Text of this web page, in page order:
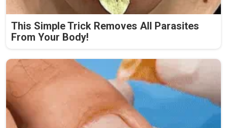
This Simple Trick Removes All Parasites
From Your Body!